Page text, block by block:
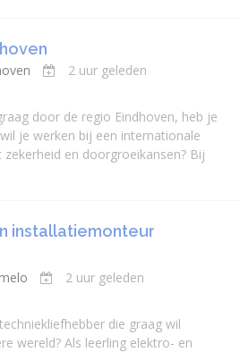
2 uur geleden
door de regio Eindhoven, heb je
je werken bij een internationale
en doorgroeikansen? Bij
installatiemonteur
2 uur geleden
die graag wil
wereld? Als leerling elektro- en